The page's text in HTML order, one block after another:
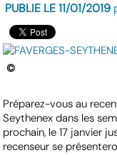
PUBLIE LE 11/01/2019
©
Préparez-vous au
Seythenex dans les
prochain, le 17 janvier
recenseur se